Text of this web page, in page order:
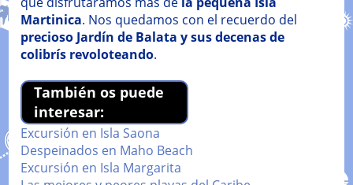
Martinica. Nos quedamos con el recuerdo del
precioso Jardín de Balata y sus decenas de
colibrís revoloteando.
También os puede
interesar:
Excursión en Isla Saona
Despeinados en Maho Beach
Excursión en Isla Margarita